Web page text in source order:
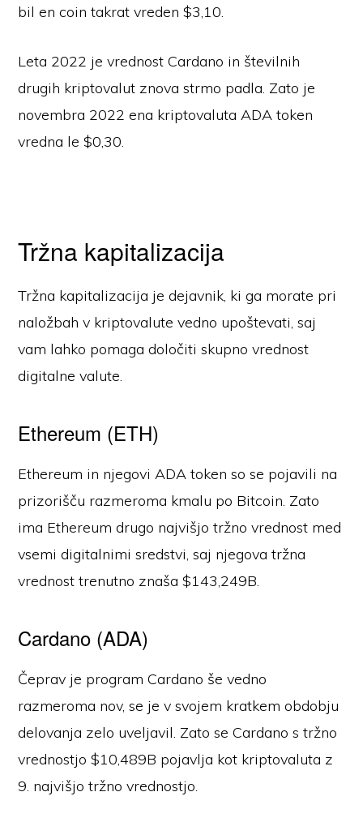
bil en coin takrat vreden $3,10.
Leta 2022 je vrednost Cardano in številnih
drugih kriptovalut znova strmo padla. Zato je
novembra 2022 ena kriptovaluta ADA token
vredna le $0,30.
Tržna kapitalizacija
Tržna kapitalizacija je dejavnik, ki ga morate pri
naložbah v kriptovalute vedno upoštevati, saj
vam lahko pomaga določiti skupno vrednost
digitalne valute.
Ethereum (ETH)
Ethereum in njegovi ADA token so se pojavili na
prizorišču razmeroma kmalu po Bitcoin. Zato
ima Ethereum drugo najvišjo tržno vrednost med
vsemi digitalnimi sredstvi, saj njegova tržna
vrednost trenutno znaša $143,249B.
Cardano (ADA)
Čeprav je program Cardano še vedno
razmeroma nov, se je v svojem kratkem obdobju
delovanja zelo uveljavil. Zato se Cardano s tržno
vrednostjo $10,489B pojavlja kot kriptovaluta z
9. najvišjo tržno vrednostjo.